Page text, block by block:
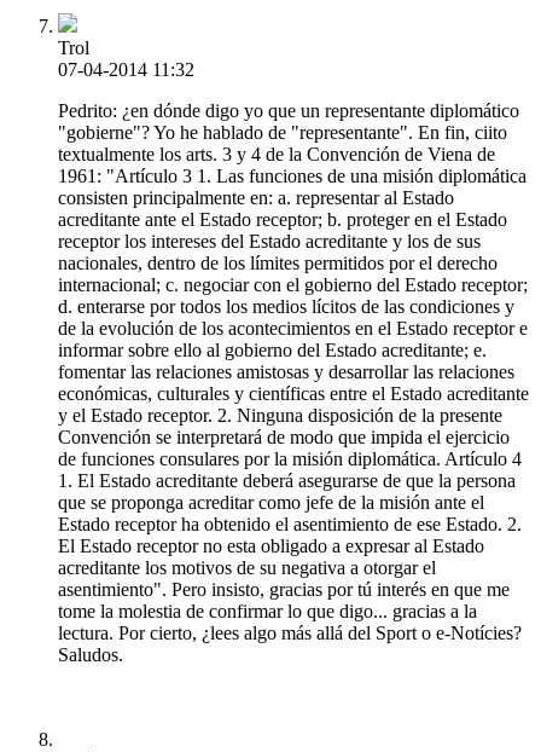
Trol
07-04-2014 11:32
Pedrito: ¿en dónde digo yo que un representante diplomático
"gobierne"? Yo he hablado de "representante". En fin, ciito
textualmente los arts. 3 y 4 de la Convención de Viena de
1961: "Artículo 3 1. Las funciones de una misión diplomática
consisten principalmente en: a. representar al Estado
acreditante ante el Estado receptor; b. proteger en el Estado
receptor los intereses del Estado acreditante y los de sus
nacionales, dentro de los lí­mites permitidos por el derecho
internacional; c. negociar con el gobierno del Estado receptor;
d. enterarse por todos los medios lícitos de las condiciones y
de la evolución de los acontecimientos en el Estado receptor e
informar sobre ello al gobierno del Estado acreditante; e.
fomentar las relaciones amistosas y desarrollar las relaciones
económicas, culturales y científicas entre el Estado acreditante
y el Estado receptor. 2. Ninguna disposición de la presente
Convención se interpretará de modo que impida el ejercicio
de funciones consulares por la misión diplomática. Artí­culo 4
1. El Estado acreditante deberá asegurarse de que la persona
que se proponga acreditar como jefe de la misión ante el
Estado receptor ha obtenido el asentimiento de ese Estado. 2.
El Estado receptor no esta obligado a expresar al Estado
acreditante los motivos de su negativa a otorgar el
asentimiento". Pero insisto, gracias por tú interés en que me
tome la molestia de confirmar lo que digo... gracias a la
lectura. Por cierto, ¿lees algo más allá del Sport o e-Notícies?
Saludos.